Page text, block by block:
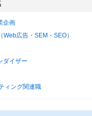
企画
広告・SEM・SEO）
ダイザー
ィング関連職